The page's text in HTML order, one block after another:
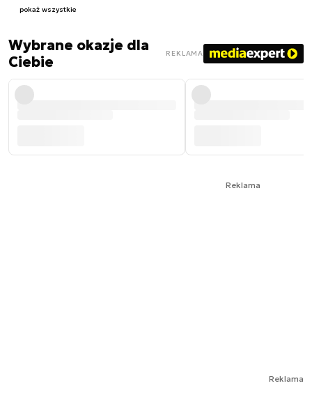
pokaż wszystkie
Wybrane okazje dla
Ciebie
REKLAMA
Reklama
Reklama